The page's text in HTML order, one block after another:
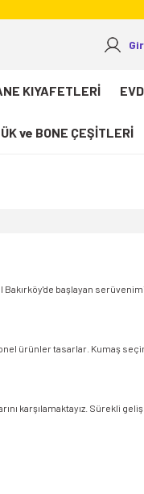
KIYAFETLERİ
ve BONE ÇEŞİTLERİ
Bakırköy'de başlayan
ürünler tasarlar. Kumaş
karşılamaktayız. Sürekli